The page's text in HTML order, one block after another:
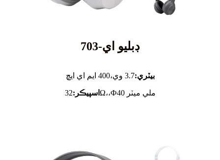
ڊبليو اي-703
بيٽري:3.7 وي، 400 ايم اي ايڇ
اسپيڪر: 32Ω،،Ф40 ملي ميٽر